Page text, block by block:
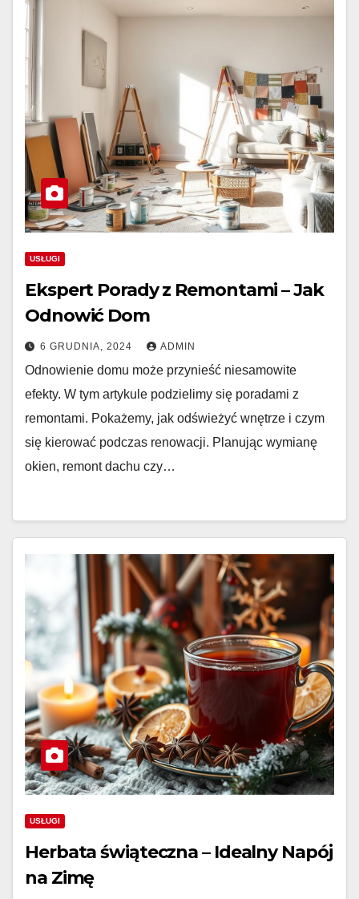
USŁUGI
Ekspert Porady z Remontami – Jak
Odnowić Dom
6 GRUDNIA, 2024 ADMIN
Odnowienie domu może przynieść niesamowite
efekty. W tym artykule podzielimy się poradami z
remontami. Pokażemy, jak odświeżyć wnętrze i czym
się kierować podczas renowacji. Planując wymianę
okien, remont dachu czy…
USŁUGI
Herbata świąteczna – Idealny Napój
na Zimę